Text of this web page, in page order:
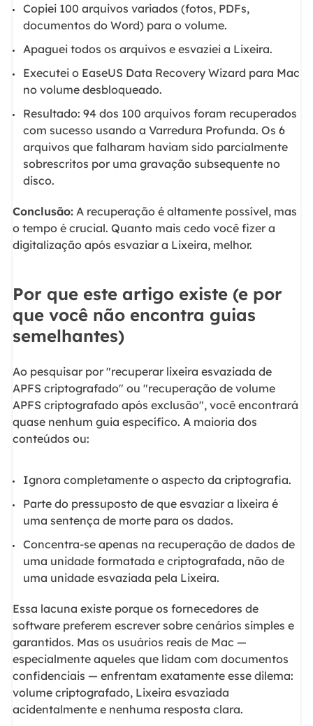
Copiei 100 arquivos variados (fotos, PDFs,
documentos do Word) para o volume.
Apaguei todos os arquivos e esvaziei a Lixeira.
Executei o EaseUS Data Recovery Wizard para Mac
no volume desbloqueado.
Resultado: 94 dos 100 arquivos foram recuperados
com sucesso usando a Varredura Profunda. Os 6
arquivos que falharam haviam sido parcialmente
sobrescritos por uma gravação subsequente no
disco.
Conclusão:A recuperação é altamente possível, mas
o tempo é crucial. Quanto mais cedo você fizer a
digitalização após esvaziar a Lixeira, melhor.
Por que este artigo existe (e por
que você não encontra guias
semelhantes)
Ao pesquisar por "recuperar lixeira esvaziada de
APFS criptografado" ou "recuperação de volume
APFS criptografado após exclusão", você encontrará
quase nenhum guia específico. A maioria dos
conteúdos ou:
Ignora completamente o aspecto da criptografia.
Parte do pressuposto de que esvaziar a lixeira é
uma sentença de morte para os dados.
Concentra-se apenas na recuperação de dados de
uma unidade formatada e criptografada, não de
uma unidade esvaziada pela Lixeira.
Essa lacuna existe porque os fornecedores de
software preferem escrever sobre cenários simples e
garantidos. Mas os usuários reais de Mac —
especialmente aqueles que lidam com documentos
confidenciais — enfrentam exatamente esse dilema:
volume criptografado, Lixeira esvaziada
acidentalmente e nenhuma resposta clara.